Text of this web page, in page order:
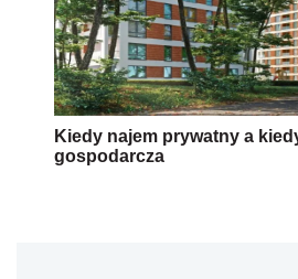
Kiedy najem prywatny a
gospodarcza